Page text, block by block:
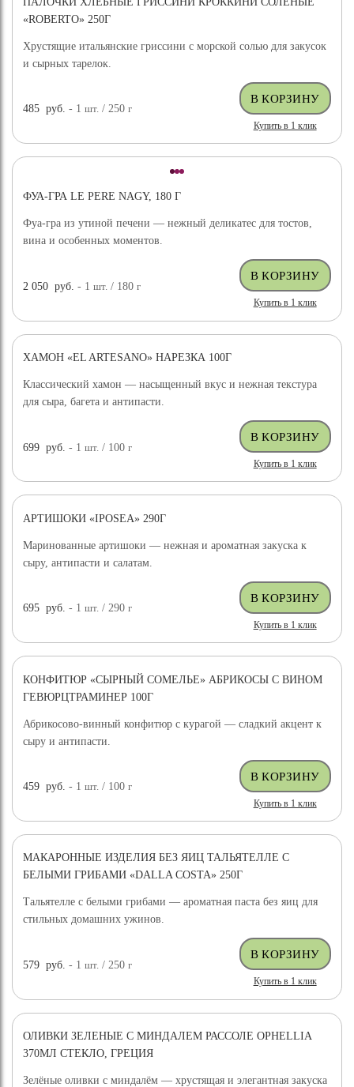
«ROBERTO» 250Г
Хрустящие итальянские гриссини с морской солью для закусок
и сырных тарелок.
485 руб. - 1шт. / 250г
Купить в 1 клик
ФУА-ГРА LE PERE NAGY, 180 Г
Фуа-гра из утиной печени — нежный деликатес для тостов,
вина и особенных моментов.
2 050 руб. - 1шт. / 180г
Купить в 1 клик
ХАМОН «EL ARTESANO» НАРЕЗКА 100Г
Классический хамон — насыщенный вкус и нежная текстура
для сыра, багета и антипасти.
699 руб. - 1шт. / 100г
Купить в 1 клик
АРТИШОКИ «IPOSEA» 290Г
Маринованные артишоки — нежная и ароматная закуска к
сыру, антипасти и салатам.
695 руб. - 1шт. / 290г
Купить в 1 клик
КОНФИТЮР «СЫРНЫЙ СОМЕЛЬЕ» АБРИКОСЫ С ВИНОМ
ГЕВЮРЦТРАМИНЕР 100Г
Абрикосово-винный конфитюр с курагой — сладкий акцент к
сыру и антипасти.
459 руб. - 1шт. / 100г
Купить в 1 клик
МАКАРОННЫЕ ИЗДЕЛИЯ БЕЗ ЯИЦ ТАЛЬЯТЕЛЛЕ С
БЕЛЫМИ ГРИБАМИ «DALLA COSTA» 250Г
Тальятелле с белыми грибами — ароматная паста без яиц для
стильных домашних ужинов.
579 руб. - 1шт. / 250г
Купить в 1 клик
ОЛИВКИ ЗЕЛЕНЫЕ С МИНДАЛЕМ РАССОЛЕ OPHELLIA
370МЛ СТЕКЛО, ГРЕЦИЯ
Зелёные оливки с миндалём — хрустящая и элегантная закуска